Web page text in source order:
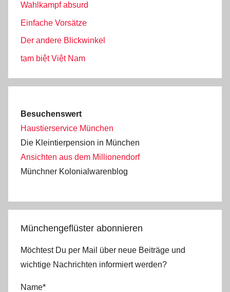
Wahlkampf absurd
Einfache Vorsätze
Der andere Blickwinkel
tạm biệt Việt Nam
Besuchenswert
Haustierservice München
Die Kleintierpension in München
Ansichten aus dem Millionendorf
Münchner Kolonialwarenblog
Münchengeflüster abonnieren
Möchtest Du per Mail über neue Beiträge und
wichtige Nachrichten informiert werden?
Name*